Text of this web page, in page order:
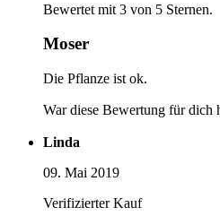
Bewertet mit 3 von 5 Sternen.
Moser
Die Pflanze ist ok.
War diese Bewertung für dich
Linda
09. Mai 2019
Verifizierter Kauf